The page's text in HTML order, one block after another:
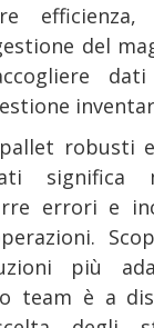
del
robusti
significa
errori e
più
team è a